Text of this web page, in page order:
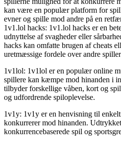
kan være en populær platform for
evner og spille mod andre på en
1v1.lol hacks: 1v1.lol hacks er en
udnyttelse af svagheder eller
hacks kan omfatte brugen af cheats
uretmæssige fordele over andre
1v1lol: 1v1lol er en populær online
spillere kan kæmpe mod hinanden i
tilbyder forskellige våben, kort og
og udfordrende spiloplevelse.
1v1y: 1v1y er en henvisning til
konkurrerer mod hinanden.
konkurrencebaserede spil og